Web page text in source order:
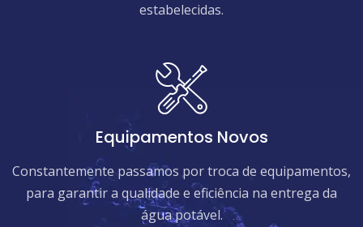
estabelecidas.
Equipamentos Novos
Constantemente passamos por troca de equipamentos,
para garantir a qualidade e eficiência na entrega da
água potável.